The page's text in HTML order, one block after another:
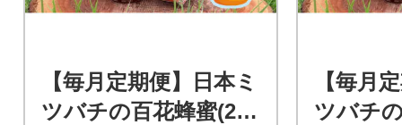
【毎月定期便】日本ミ
ツバチの百花蜂蜜(200
【毎月
ツバチ